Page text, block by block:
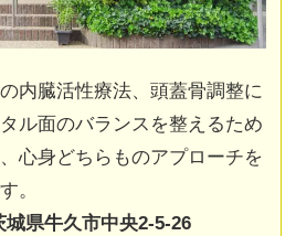
内臓活性療法、頭蓋骨調整に
ル面のバランスを整えるため
心身どちらものアプローチを
。
県牛久市中央2-5-26